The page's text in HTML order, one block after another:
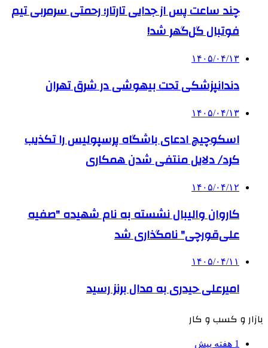
چند ساعت پس از جدایی تارتار؛ رحمتی سرمربی تیم
فوتبال گل‌گهر شد!
۱۴۰۵/۰۴/۱۳
دندانپزشکی تحت بیهوشی در شرق تهران
۱۴۰۵/۰۴/۱۳
اسکوچیچ ادعای باشگاه پرسپولیس را تکذیب
کرد/ دلایل منتفی شدن همکاری
۱۴۰۵/۰۴/۱۲
کاروان والیبال نشسته به نام شهیده "صفیه
علی‌قورچی" نامگذاری شد
۱۴۰۵/۰۴/۱۱
امیرعلی حیدری به مدال برنز رسید
بازار و کسب و کار
1 هفته پیش